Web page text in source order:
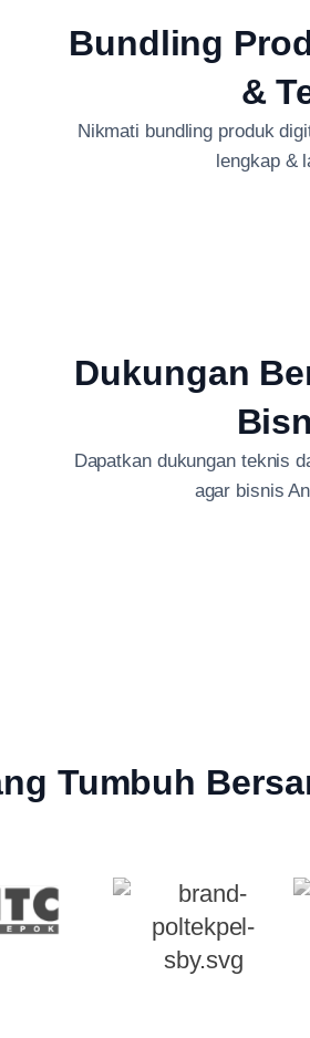
Bundling
&
Nikmati bundling produk
lengkap &
Dukungan
Dapatkan dukungan teknis
agar bisnis
Tumbuh